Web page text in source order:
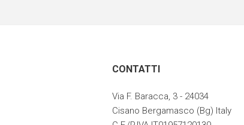
CONTATTI
Via F. Baracca, 3 - 24034
Cisano Bergamasco (Bg) Italy